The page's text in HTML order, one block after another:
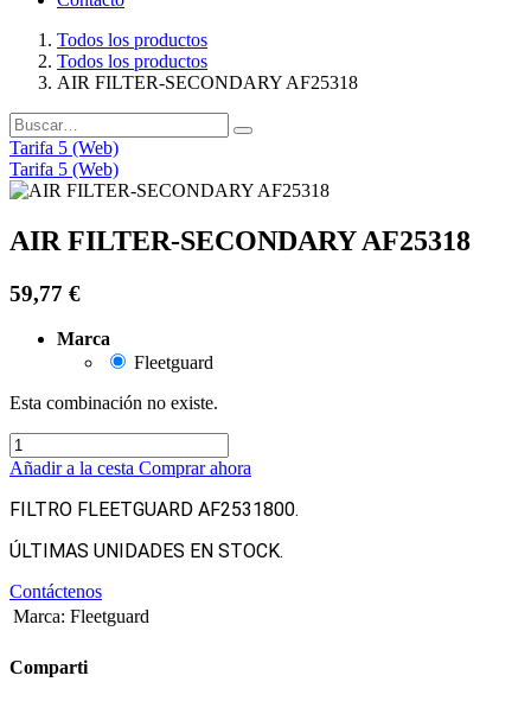
Todos los productos
Todos los productos
AIR FILTER-SECONDARY AF25318
Tarifa 5 (Web)
Tarifa 5 (Web)
AIR FILTER-SECONDARY AF25318
59,77 €
Marca
Fleetguard
Esta combinación no existe.
Añadir a la cesta Comprar ahora
FILTRO FLEETGUARD AF2531800.
ÚLTIMAS UNIDADES EN STOCK.
Contáctenos
Marca: Fleetguard
Comparti